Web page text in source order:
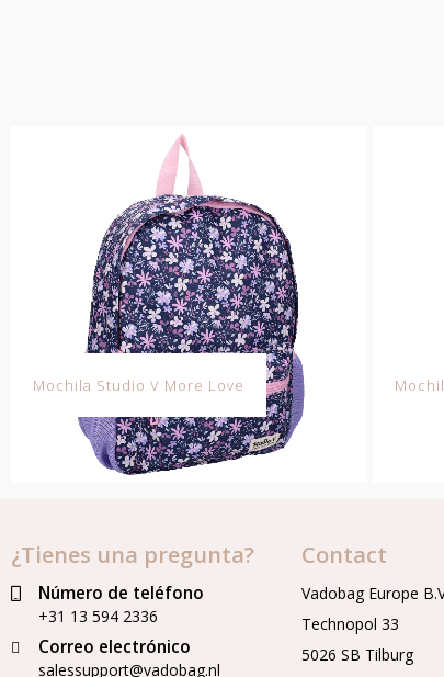
Mochila Studio V More Love
¿Tienes una pregunta?
Número de teléfono
+31 13 594 2336
Correo electrónico
salessupport@vadobag.nl
Contact
Vadobag Europe
Technopol 33
5026 SB Tilburg